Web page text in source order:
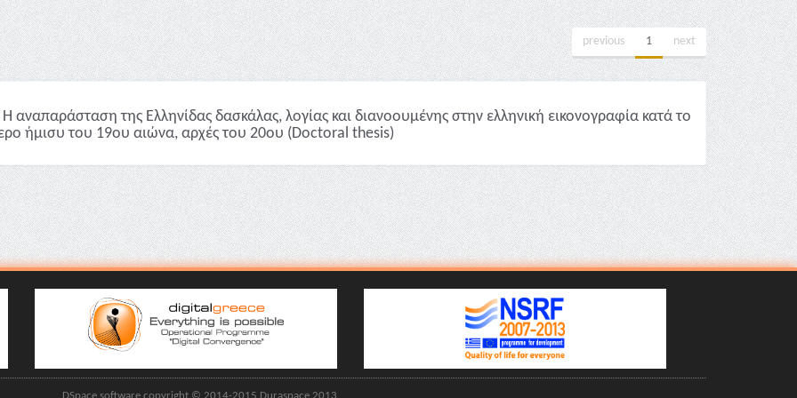
previous 1 next
αναπαράσταση της Ελληνίδας δασκάλας, λoγίας και διανοουμένης στην ελληνική εικονογραφία κατά το
ήμισυ του 19ου αιώνα, αρχές του 20ου (Doctoral thesis)